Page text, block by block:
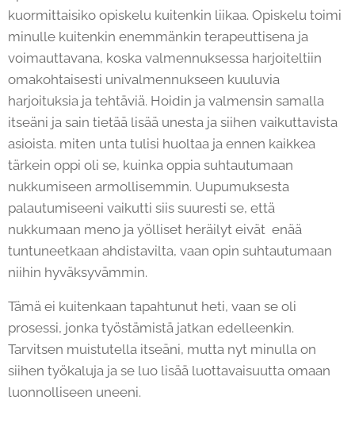
kuormittaisiko opiskelu kuitenkin liikaa. Opiskelu toimi
minulle kuitenkin enemmänkin terapeuttisena ja
voimauttavana, koska valmennuksessa harjoiteltiin
omakohtaisesti univalmennukseen kuuluvia
harjoituksia ja tehtäviä. Hoidin ja valmensin samalla
itseäni ja sain tietää lisää unesta ja siihen vaikuttavista
asioista. miten unta tulisi huoltaa ja ennen kaikkea
tärkein oppi oli se, kuinka oppia suhtautumaan
nukkumiseen armollisemmin. Uupumuksesta
palautumiseeni vaikutti siis suuresti se, että
nukkumaan meno ja yölliset heräilyt eivät enää
tuntuneetkaan ahdistavilta, vaan opin suhtautumaan
niihin hyväksyvämmin.
Tämä ei kuitenkaan tapahtunut heti, vaan se oli
prosessi, jonka työstämistä jatkan edelleenkin.
Tarvitsen muistutella itseäni, mutta nyt minulla on
siihen työkaluja ja se luo lisää luottavaisuutta omaan
luonnolliseen uneeni.